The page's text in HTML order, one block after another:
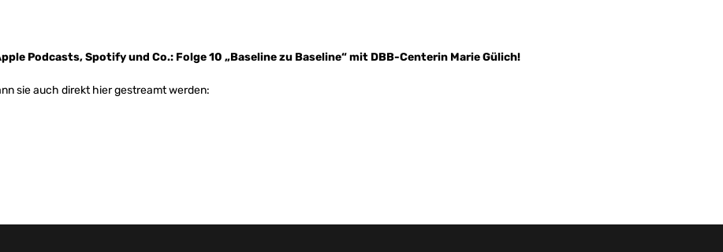
Podcasts, Spotify und Co.: Folge 10 „Baseline zu Baseline“ mit DBB-Centerin Marie Gülich!
sie auch direkt hier gestreamt werden: